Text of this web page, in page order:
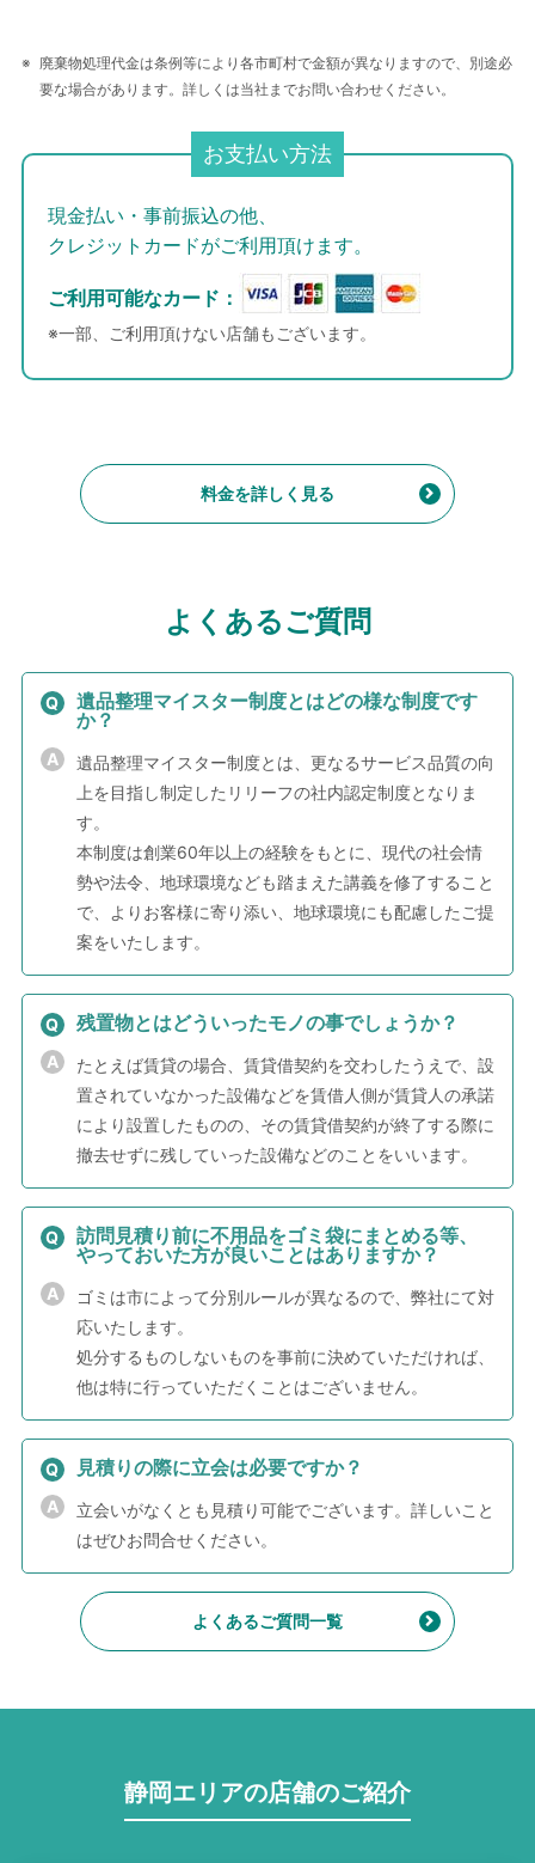
廃棄物処理代金は条例等により各市町村で金額が異なりますので、別途必
要な場合があります。詳しくは当社までお問い合わせください。
お支払い方法
現金払い・事前振込の他、
クレジットカードがご利用頂けます。
ご利用可能なカード：
※一部、ご利用頂けない店舗もございます。
料金を詳しく見る
よくあるご質問
遺品整理マイスター制度とはどの様な制度です
か？
遺品整理マイスター制度とは、更なるサービス品質の向
上を目指し制定したリリーフの社内認定制度となりま
す。
本制度は創業60年以上の経験をもとに、現代の社会情
勢や法令、地球環境なども踏まえた講義を修了すること
で、よりお客様に寄り添い、地球環境にも配慮したご提
案をいたします。
残置物とはどういったモノの事でしょうか？
たとえば賃貸の場合、賃貸借契約を交わしたうえで、設
置されていなかった設備などを賃借人側が賃貸人の承諾
により設置したものの、その賃貸借契約が終了する際に
撤去せずに残していった設備などのことをいいます。
訪問見積り前に不用品をゴミ袋にまとめる等、
やっておいた方が良いことはありますか？
ゴミは市によって分別ルールが異なるので、弊社にて対
応いたします。
処分するものしないものを事前に決めていただければ、
他は特に行っていただくことはございません。
見積りの際に立会は必要ですか？
立会いがなくとも見積り可能でございます。詳しいこと
はぜひお問合せください。
よくあるご質問一覧
静岡エリアの店舗のご紹介